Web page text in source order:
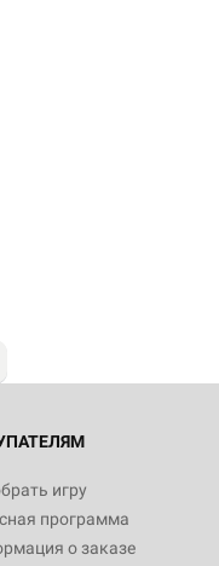
игру
программа
о заказе